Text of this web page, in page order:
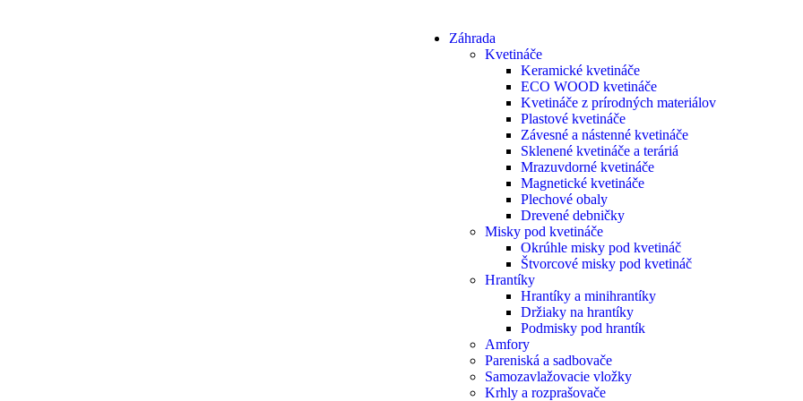
Záhrada
Kvetináče
Keramické kvetináče
ECO WOOD kvetináče
Kvetináče z prírodných materiálov
Plastové kvetináče
Závesné a nástenné kvetináče
Sklenené kvetináče a teráriá
Mrazuvdorné kvetináče
Magnetické kvetináče
Plechové obaly
Drevené debničky
Misky pod kvetináče
Okrúhle misky pod kvetináč
Štvorcové misky pod kvetináč
Hrantíky
Hrantíky a minihrantíky
Držiaky na hrantíky
Podmisky pod hrantík
Amfory
Pareniská a sadbovače
Samozavlažovacie vložky
Krhly a rozprašovače